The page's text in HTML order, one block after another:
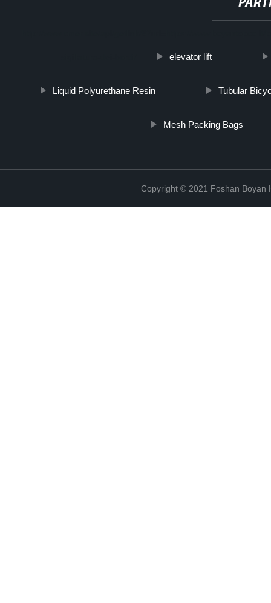
elevator lift
Liquid Polyurethane Resin Tubular
Mesh Packing Bags
Copyright © 2021 Foshan Boyan